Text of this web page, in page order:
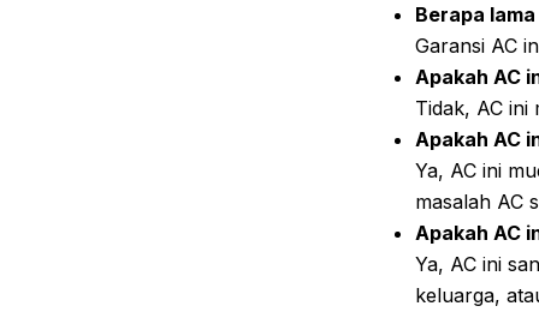
Berapa
Garansi AC
Apakah AC
Tidak, AC ini
Apakah AC
Ya, AC ini
masalah AC
Apakah AC
Ya, AC ini
keluarga,